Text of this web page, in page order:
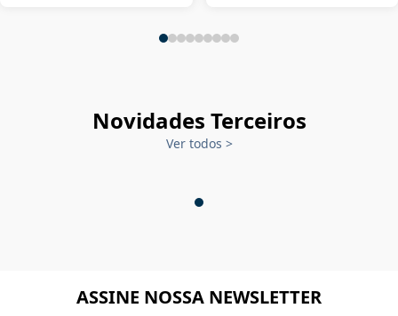
Novidades Terceiros
Ver todos >
ASSINE NOSSA NEWSLETTER